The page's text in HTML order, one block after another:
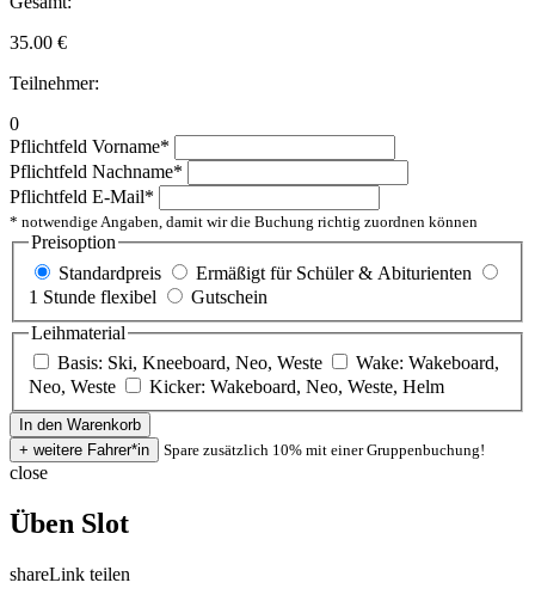
35.00 €
Teilnehmer:
0
Pflichtfeld Vorname*
Pflichtfeld Nachname*
Pflichtfeld E-Mail*
* notwendige Angaben, damit wir die Buchung richtig zuordnen können
Preisoption
Standardpreis
Ermäßigt für Schüler & Abiturienten
1 Stunde flexibel
Gutschein
Leihmaterial
Basis: Ski, Kneeboard, Neo, Weste
Wake: Wakeboard,
Neo, Weste
Kicker: Wakeboard, Neo, Weste, Helm
Spare zusätzlich 10% mit einer Gruppenbuchung!
close
Üben Slot
shareLink teilen